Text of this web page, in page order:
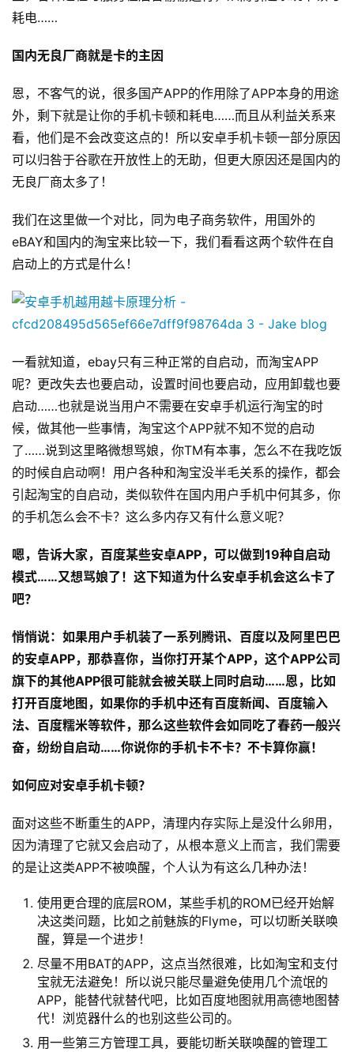
碎
念
推
荐
&
工
具
关
于
&
言
登录 注册
耗电……
国内无良厂商就是卡的主因
恩，不客气的说，很多国产APP的作用除了APP本身的用途
外，剩下就是让你的手机卡顿和耗电……而且从利益关系来
看，他们是不会改变这点的！所以安卓手机卡顿一部分原因
可以归咎于谷歌在开放性上的无助，但更大原因还是国内的
无良厂商太多了！
我们在这里做一个对比，同为电子商务软件，用国外的
eBAY和国内的淘宝来比较一下，我们看看这两个软件在自
启动上的方式是什么！
一看就知道，ebay只有三种正常的自启动，而淘宝APP
呢？更改失去也要启动，设置时间也要启动，应用卸载也要
启动……也就是说当用户不需要在安卓手机运行淘宝的时
候，做其他一些事情，淘宝这个APP就不知不觉的启动
了……说到这里略微想骂娘，你TM有本事，怎么不在我吃饭
的时候自启动啊！用户各种和淘宝没半毛关系的操作，都会
引起淘宝的自启动，类似软件在国内用户手机中何其多，你
的手机怎么会不卡？这么多内存又有什么意义呢？
嗯，告诉大家，百度某些安卓APP，可以做到19种自启动
模式……又想骂娘了！这下知道为什么安卓手机会这么卡了
吧？
悄悄说：如果用户手机装了一系列腾讯、百度以及阿里巴巴
的安卓APP，那恭喜你，当你打开某个APP，这个APP公司
旗下的其他APP很可能就会被关联上同时启动……恩，比如
打开百度地图，如果你的手机中还有百度新闻、百度输入
法、百度糯米等软件，那么这些软件会如同吃了春药一般兴
奋，纷纷自启动……你说你的手机卡不卡？不卡算你赢！
如何应对安卓手机卡顿？
面对这些不断重生的APP，清理内存实际上是没什么卵用，
因为清理了它就又会启动了，从根本意义上而言，我们需要
的是让这类APP不被唤醒，个人认为有这么几种办法！
使用更合理的底层ROM，某些手机的ROM已经开始解
决这类问题，比如之前魅族的Flyme，可以切断关联唤
醒，算是一个进步！
尽量不用BAT的APP，这点当然很难，比如淘宝和支付
宝就无法避免！所以说只能尽量避免使用几个流氓的
APP，能替代就替代吧，比如百度地图就用高德地图替
代！浏览器什么的也别这些公司的。
用一些第三方管理工具，要能切断关联唤醒的管理工